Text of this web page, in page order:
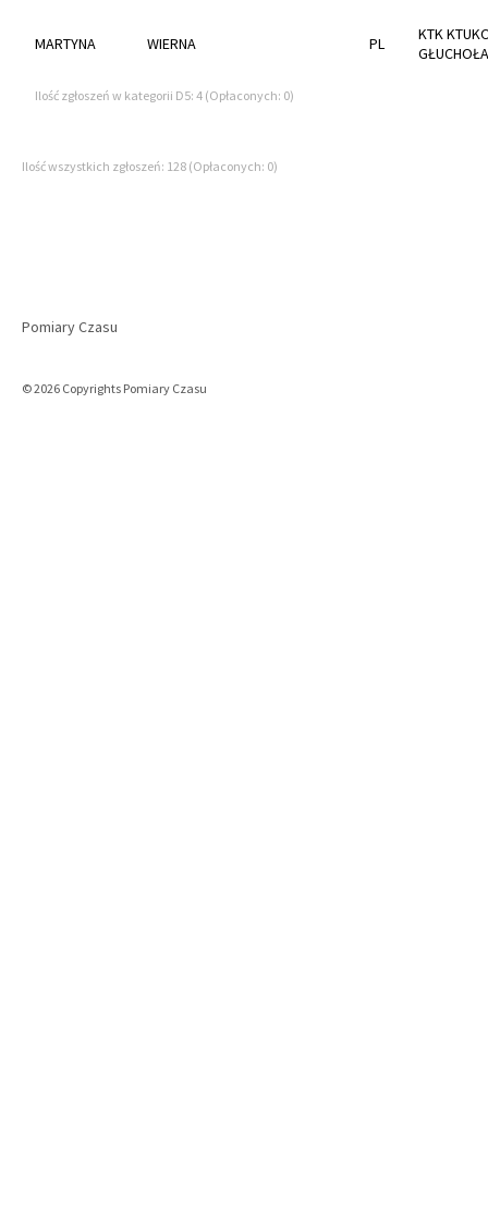
MARTYNA WIERNA PL
KTK
Ilość zgłoszeń w kategorii D5: 4 (Opłaconych: 0)
Ilość wszystkich zgłoszeń: 128 (Opłaconych: 0)
Pomiary Czasu
© 2026 Copyrights Pomiary Czasu